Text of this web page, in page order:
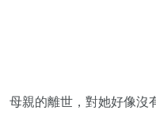
母親的離世，對她好像沒